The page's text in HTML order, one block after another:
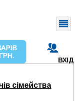
ВХІД
ГРН.
сімейства